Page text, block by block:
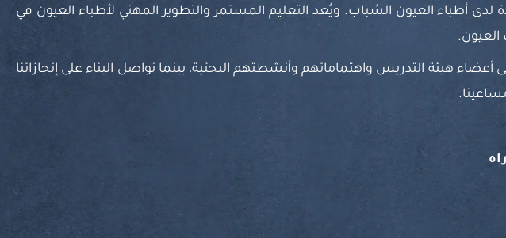
لدى أطباء العيون الشباب. ويُعد التعليم المستمر والتطوير المهني لأطباء العيون في
هيئة التدريس واهتماماتهم وأنشطتهم البحثية، بينما نواصل البناء على إنجازاتنا